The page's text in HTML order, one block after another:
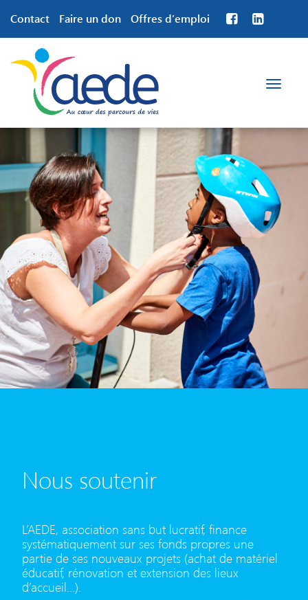
Contact Faire un don Offres d’emploi
Toggle
Nous soutenir
L’AEDE, association sans but lucratif, finance
systématiquement sur ses fonds propres une
partie de ses nouveaux projets (achat de matériel
éducatif, rénovation et extension des lieux
d’accueil…).